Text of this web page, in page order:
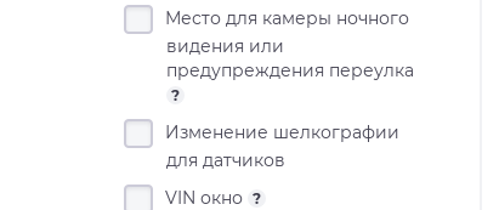
Место для камеры ночного
видения или
предупреждения переулка
?
Изменение шелкографии
для датчиков
VIN окно ?